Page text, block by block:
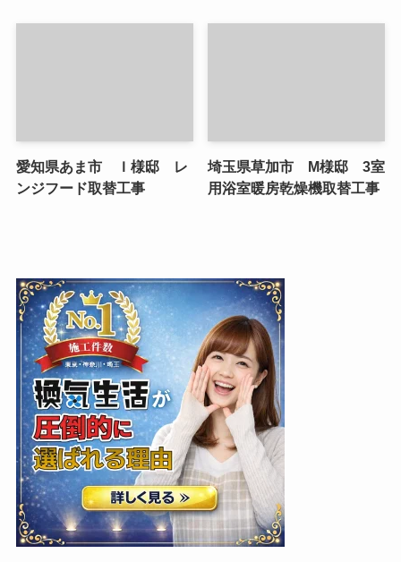
愛知県あま市 Ｉ様邸 レ
ンジフード取替工事
埼玉県草加市 M様邸 3室
用浴室暖房乾燥機取替工事